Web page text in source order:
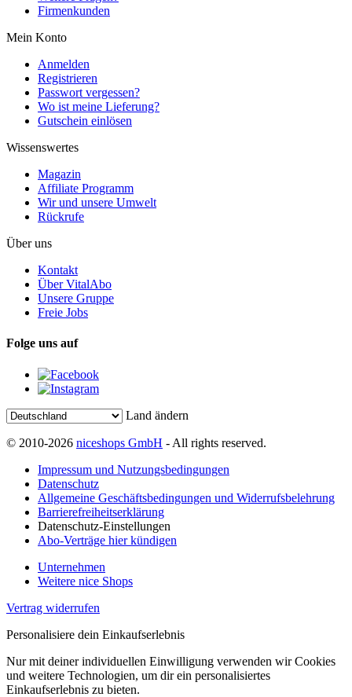
Firmenkunden
Mein Konto
Anmelden
Registrieren
Passwort vergessen?
Wo ist meine Lieferung?
Gutschein einlösen
Wissenswertes
Magazin
Affiliate Programm
Wir und unsere Umwelt
Rückrufe
Über uns
Kontakt
Über VitalAbo
Unsere Gruppe
Freie Jobs
Folge uns auf
Land ändern
© 2010-2026 niceshops GmbH - All rights reserved.
Impressum und Nutzungsbedingungen
Datenschutz
Allgemeine Geschäftsbedingungen und Widerrufsbelehrung
Barrierefreiheitserklärung
Datenschutz-Einstellungen
Abo-Verträge hier kündigen
Unternehmen
Weitere nice Shops
Vertrag widerrufen
Personalisiere dein Einkaufserlebnis
Nur mit deiner individuellen Einwilligung verwenden wir Cookies
und weitere Technologien, um dir ein personalisiertes
Einkaufserlebnis zu bieten.